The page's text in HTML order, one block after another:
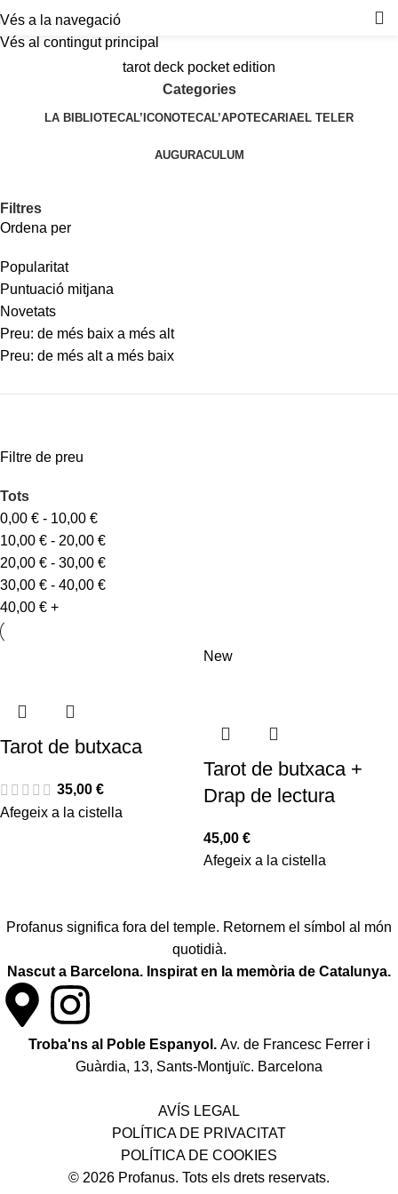
Vés a la navegació
Vés al contingut principal
tarot deck pocket edition
Categories
LA BIBLIOTECAL’ICONOTECAL’APOTECARIAEL TELER
AUGURACULUM
Filtres
Ordena per
Popularitat
Puntuació mitjana
Novetats
Preu: de més baix a més alt
Preu: de més alt a més baix
Filtre de preu
Tots
0,00 € - 10,00 €
10,00 € - 20,00 €
20,00 € - 30,00 €
30,00 € - 40,00 €
40,00 € +
Tarot de butxaca
35,00 €
Afegeix a la cistella
New
Tarot de butxaca +
Drap de lectura
45,00 €
Afegeix a la cistella
Profanus significa fora del temple. Retornem el símbol al món
quotidià.
Nascut a Barcelona. Inspirat en la memòria de Catalunya.
Troba'ns al Poble Espanyol. Av. de Francesc Ferrer i
Guàrdia, 13, Sants-Montjuïc. Barcelona
AVÍS LEGAL
POLÍTICA DE PRIVACITAT
POLÍTICA DE COOKIES
© 2026 Profanus. Tots els drets reservats.